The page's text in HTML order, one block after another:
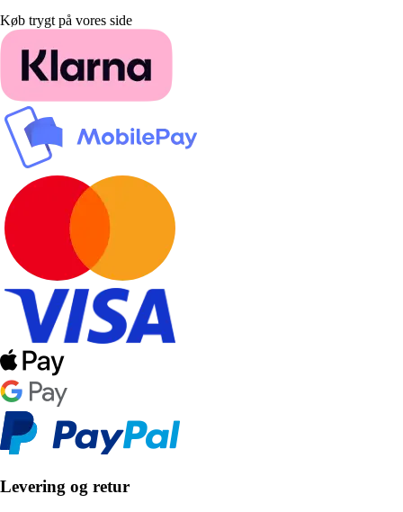
Køb trygt på vores side
Levering og retur